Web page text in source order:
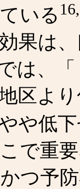
いる
果は
は、
区よ
や低
で重
つ予